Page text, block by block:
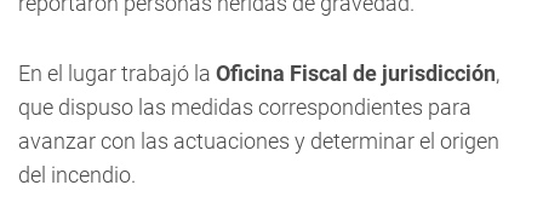
En el lugar trabajó la Oficina Fiscal de jurisdicción,
que dispuso las medidas correspondientes para
avanzar con las actuaciones y determinar el origen
del incendio.